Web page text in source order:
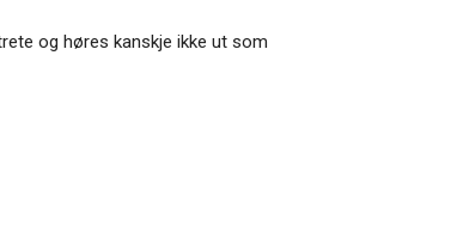
og høres kanskje ikke ut som